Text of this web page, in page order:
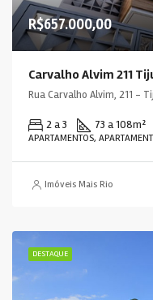
R$657.000,00
Carvalho Alvim 211
2 a 3 73 a 108m²
APARTAMENTOS,
Imóveis Mais Rio
DESTAQUE